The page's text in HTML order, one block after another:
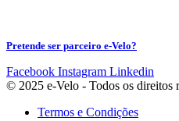
Pretende ser parceiro e-Velo?
Facebook Instagram Linkedin
© 2025 e-Velo - Todos os direitos
Termos e Condições